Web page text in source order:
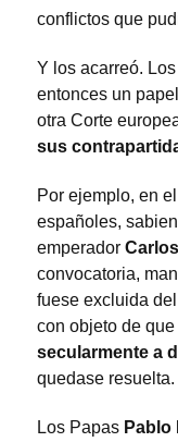
conflictos que
Y los acarreó.
entonces un
otra Corte
sus
Por ejemplo, en el
españoles,
emperador Carlos I
convocatoria,
fuese excluida
con objeto de
secularmente a
quedase resuelta.
Los Papas Pablo